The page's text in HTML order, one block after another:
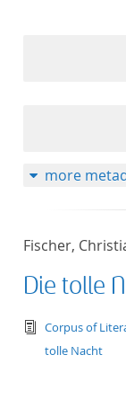
more
Fischer,
Die tolle
text/
Corpus of
tolle Nacht